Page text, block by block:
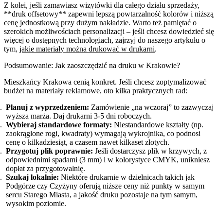
Z kolei, jeśli zamawiasz wizytówki dla całego działu sprzedaży,
**druk offsetowy** zapewni lepszą powtarzalność kolorów i niższą
cenę jednostkową przy dużym nakładzie. Warto też pamiętać o
szerokich możliwościach personalizacji – jeśli chcesz dowiedzieć się
więcej o dostępnych technologiach, zajrzyj do naszego artykułu o
tym, jakie materiały można drukować w drukarni.
Podsumowanie: Jak zaoszczędzić na druku w Krakowie?
Mieszkańcy Krakowa cenią konkret. Jeśli chcesz zoptymalizować
budżet na materiały reklamowe, oto kilka praktycznych rad:
Planuj z wyprzedzeniem: Zamówienie „na wczoraj” to zazwyczaj
wyższa marża. Daj drukarni 3-5 dni roboczych.
Wybieraj standardowe formaty: Niestandardowe kształty (np.
zaokrąglone rogi, kwadraty) wymagają wykrojnika, co podnosi
cenę o kilkadziesiąt, a czasem nawet kilkaset złotych.
Przygotuj plik poprawnie: Jeśli dostarczysz plik w krzywych, z
odpowiednimi spadami (3 mm) i w kolorystyce CMYK, unikniesz
dopłat za przygotowalnię.
Szukaj lokalnie: Niektóre drukarnie w dzielnicach takich jak
Podgórze czy Czyżyny oferują niższe ceny niż punkty w samym
sercu Starego Miasta, a jakość druku pozostaje na tym samym,
wysokim poziomie.